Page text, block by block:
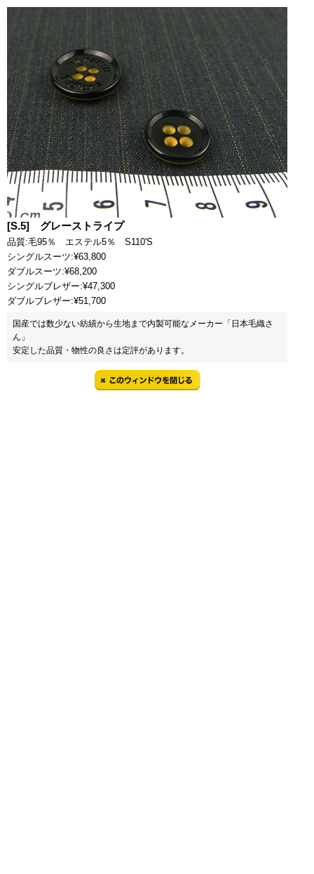
[S.5] グレーストライプ
品質:毛95％ エステル5％ S110'S
シングルスーツ:¥63,800
ダブルスーツ:¥68,200
シングルブレザー:¥47,300
ダブルブレザー:¥51,700
国産では数少ない紡績から生地まで内製可能なメーカー「日本毛織さ
ん」
安定した品質・物性の良さは定評があります。